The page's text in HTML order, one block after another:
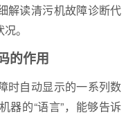
解读清污机故障诊断代
。
的作用
时自动显示的一系列数
器的“语言”，能够告诉